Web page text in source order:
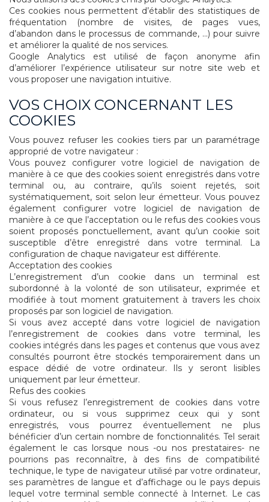
Ces cookies nous permettent d’établir des statistiques de
fréquentation (nombre de visites, de pages vues,
d’abandon dans le processus de commande, ...) pour suivre
et améliorer la qualité de nos services.
Google Analytics est utilisé de façon anonyme afin
d’améliorer l’expérience utilisateur sur notre site web et
vous proposer une navigation intuitive.
VOS CHOIX CONCERNANT LES
COOKIES
Vous pouvez refuser les cookies tiers par un paramétrage
approprié de votre navigateur :
Vous pouvez configurer votre logiciel de navigation de
manière à ce que des cookies soient enregistrés dans votre
terminal ou, au contraire, qu’ils soient rejetés, soit
systématiquement, soit selon leur émetteur. Vous pouvez
également configurer votre logiciel de navigation de
manière à ce que l’acceptation ou le refus des cookies vous
soient proposés ponctuellement, avant qu’un cookie soit
susceptible d’être enregistré dans votre terminal. La
configuration de chaque navigateur est différente.
Acceptation des cookies
L’enregistrement d’un cookie dans un terminal est
subordonné à la volonté de son utilisateur, exprimée et
modifiée à tout moment gratuitement à travers les choix
proposés par son logiciel de navigation.
Si vous avez accepté dans votre logiciel de navigation
l’enregistrement de cookies dans votre terminal, les
cookies intégrés dans les pages et contenus que vous avez
consultés pourront être stockés temporairement dans un
espace dédié de votre ordinateur. Ils y seront lisibles
uniquement par leur émetteur.
Refus des cookies
Si vous refusez l’enregistrement de cookies dans votre
ordinateur, ou si vous supprimez ceux qui y sont
enregistrés, vous pourrez éventuellement ne plus
bénéficier d’un certain nombre de fonctionnalités. Tel serait
également le cas lorsque nous -ou nos prestataires- ne
pourrions pas reconnaître, à des fins de compatibilité
technique, le type de navigateur utilisé par votre ordinateur,
ses paramètres de langue et d’affichage ou le pays depuis
lequel votre terminal semble connecté à Internet. Le cas